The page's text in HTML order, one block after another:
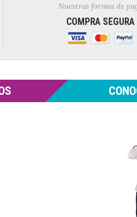
Nuestras formas de
COMPRA SEGURA